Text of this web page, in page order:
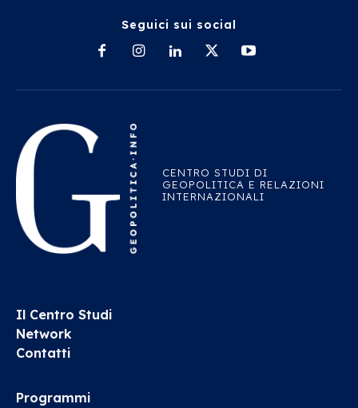
Seguici sui social
CENTRO STUDI DI
GEOPOLITICA E RELAZIONI
INTERNAZIONALI
Il Centro Studi
Network
Contatti
Programmi